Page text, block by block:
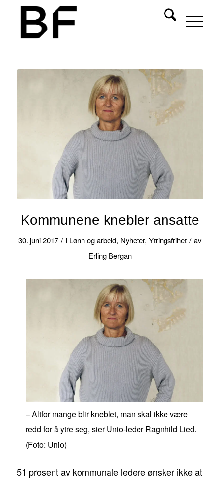
Kommunene knebler ansatte
30. juni 2017 / i Lønn og arbeid, Nyheter,Ytringsfrihet / av
Erling Bergan
– Altfor mange blir kneblet, man skal ikke være
redd for å ytre seg, sier Unio-leder Ragnhild Lied.
(Foto: Unio)
51 prosent av kommunale ledere ønsker ikke at